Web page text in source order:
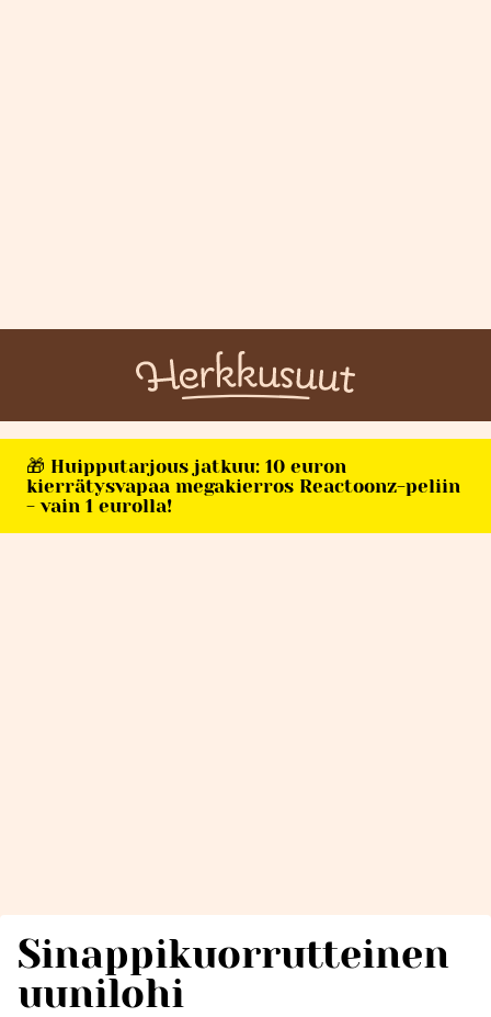
🎁 Huipputarjous jatkuu: 10 euron
kierrätysvapaa megakierros Reactoonz-peliin
- vain 1 eurolla!
Sinappikuorrutteinen
uunilohi